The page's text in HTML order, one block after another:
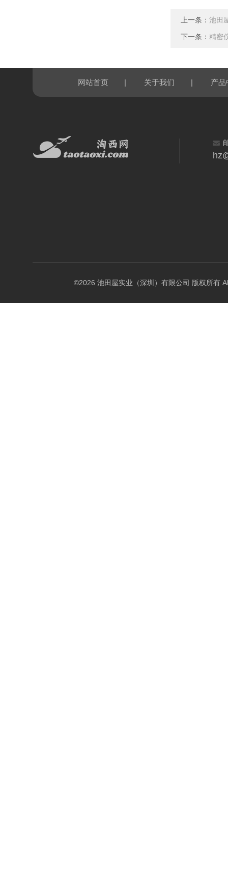
上一条： 池田
下一条： 精密
网站首页 | 关于我们 | 产品
©2026 池田屋实业（深圳）有限公司 版权所有